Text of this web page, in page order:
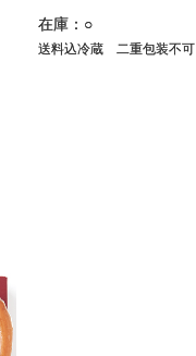
在庫：○
送料込冷蔵 二重包装不可